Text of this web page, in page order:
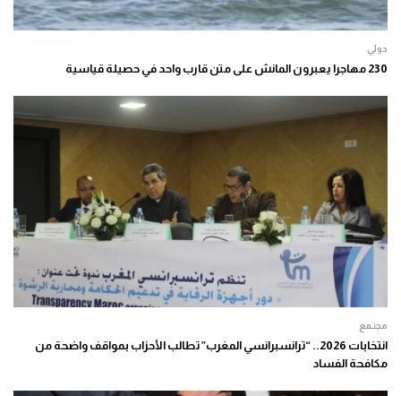
دولي
230 مهاجرا يعبرون المانش على متن قارب واحد في حصيلة قياسية
مجتمع
انتخابات 2026.. “ترانسبرانسي المغرب” تطالب الأحزاب بمواقف واضحة من
مكافحة الفساد